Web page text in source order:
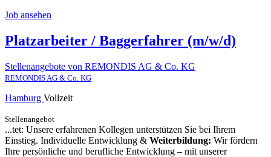
Job ansehen
Platzarbeiter / Baggerfahrer (m/w/d)
Stellenangebote von REMONDIS AG & Co. KG
REMONDIS AG & Co. KG
Hamburg Vollzeit
Stellenangebot
...tet: Unsere erfahrenen Kollegen unterstützen Sie bei Ihrem
Einstieg. Individuelle Entwicklung & Weiterbildung: Wir fördern
Ihre persönliche und berufliche Entwicklung – mit unserer